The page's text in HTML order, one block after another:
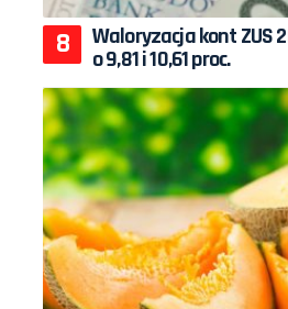
Waloryzacja kont ZUS
o 9,81 i 10,61 proc.